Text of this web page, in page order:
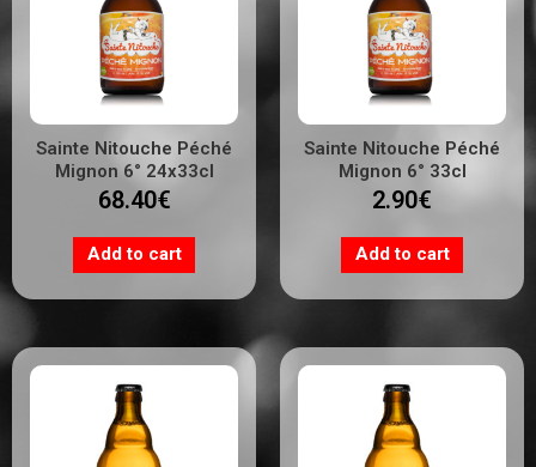
Sainte Nitouche Péché
Mignon 6° 24x33cl
68.40€
Add to cart
Sainte Nitouche Péché
Mignon 6° 33cl
2.90€
Add to cart